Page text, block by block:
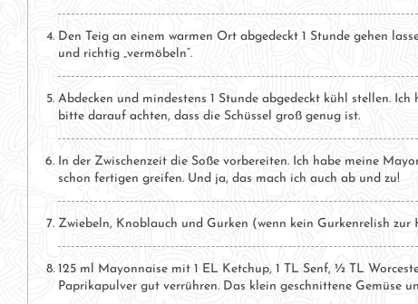
Den Teig an einem warmen Ort abgedeckt 1 Stunde gehen
und richtig „vermöbeln“.
Abdecken und mindestens 1 Stunde abgedeckt kühl stellen.
bitte darauf achten, dass die Schüssel groß genug ist.
In der Zwischenzeit die Soße vorbereiten. Ich habe meine
schon fertigen greifen. Und ja, das mach ich auch ab und zu!
Zwiebeln, Knoblauch und Gurken (wenn kein Gurkenrelish
125 ml Mayonnaise mit 1 EL Ketchup, 1 TL Senf, ½ TL
Paprikapulver gut verrühren. Das klein geschnittene Gemüse